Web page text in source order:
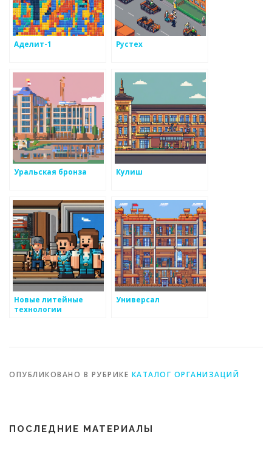
Аделит-1 Рустех
Уральская бронза Кулиш
Новые литейные
технологии
Универсал
ОПУБЛИКОВАНО В РУБРИКЕ КАТАЛОГ ОРГАНИЗАЦИЙ
ПОСЛЕДНИЕ МАТЕРИАЛЫ